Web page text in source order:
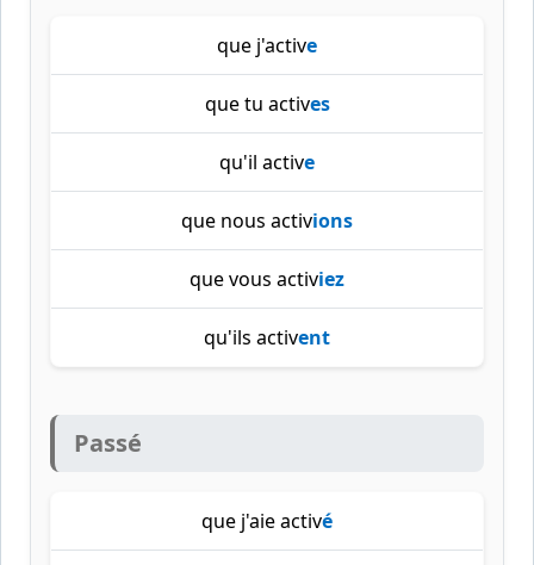
que j'active
que tu actives
qu'il active
que nous activions
que vous activiez
qu'ils activent
Passé
que j'aie activé